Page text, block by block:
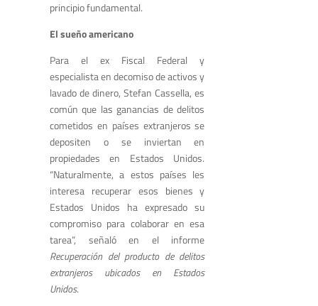
principio fundamental.
El sueño americano
Para el ex Fiscal Federal y
especialista en decomiso de activos y
lavado de dinero, Stefan Cassella, es
común que las ganancias de delitos
cometidos en países extranjeros se
depositen o se inviertan en
propiedades en Estados Unidos.
“Naturalmente, a estos países les
interesa recuperar esos bienes y
Estados Unidos ha expresado su
compromiso para colaborar en esa
tarea”, señaló en el informe
Recuperación del producto de delitos
extranjeros ubicados en Estados
Unidos.